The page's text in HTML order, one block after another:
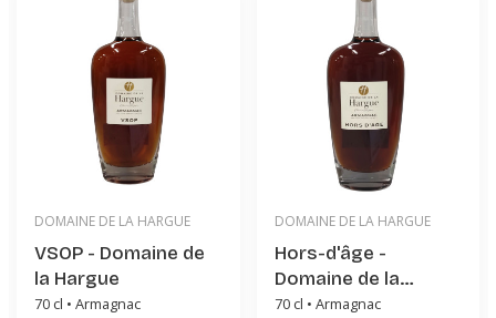
DOMAINE DE LA HARGUE
VSOP - Domaine de
la Hargue
70 cl • Armagnac
DOMAINE DE LA HARGUE
Hors-d'âge -
Domaine de la
Hargue
70 cl • Armagnac